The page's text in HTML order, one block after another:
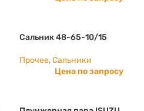
Сальник 48-65-10/15
Прочее,Сальники
Цена по запросу